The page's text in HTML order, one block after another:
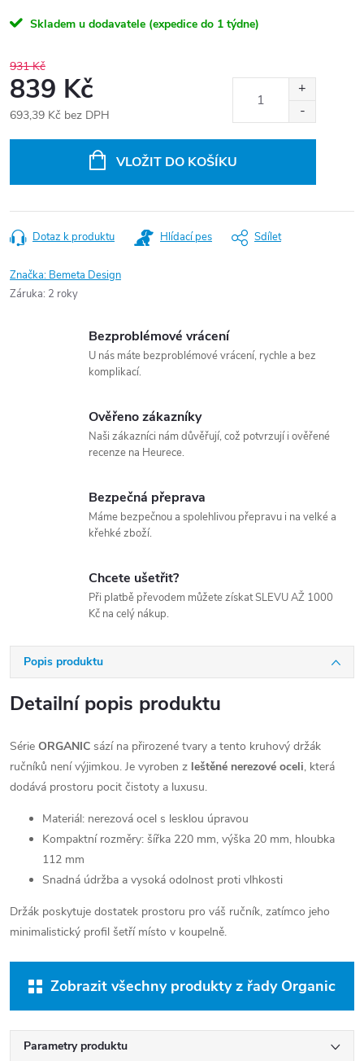
Skladem u dodavatele (expedice do 1 týdne)
931 Kč
839 Kč
693,39 Kč bez DPH
VLOŽIT DO KOŠÍKU
Dotaz k produktu Hlídací pes Sdílet
Značka: Bemeta Design
Záruka: 2 roky
Bezproblémové vrácení
U nás máte bezproblémové vrácení, rychle a bez
komplikací.
Ověřeno zákazníky
Naši zákazníci nám důvěřují, což potvrzují i ověřené
recenze na Heurece.
Bezpečná přeprava
Máme bezpečnou a spolehlivou přepravu i na velké a
křehké zboží.
Chcete ušetřit?
Při platbě převodem můžete získat SLEVU AŽ 1000
Kč na celý nákup.
Popis produktu
Detailní popis produktu
Série ORGANIC sází na přirozené tvary a tento kruhový držák
ručníků není výjimkou. Je vyroben z leštěné nerezové oceli, která
dodává prostoru pocit čistoty a luxusu.
Materiál: nerezová ocel s lesklou úpravou
Kompaktní rozměry: šířka 220 mm, výška 20 mm, hloubka
112 mm
Snadná údržba a vysoká odolnost proti vlhkosti
Držák poskytuje dostatek prostoru pro váš ručník, zatímco jeho
minimalistický profil šetří místo v koupelně.
Zobrazit všechny produkty z řady Organic
Parametry produktu